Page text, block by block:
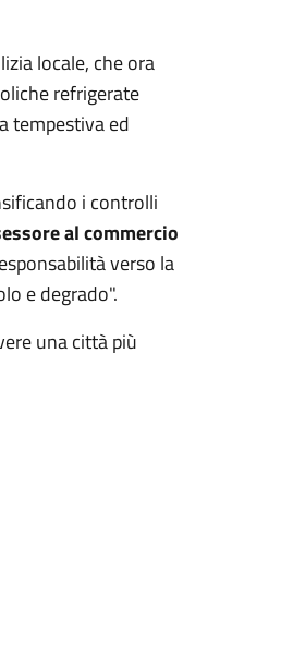
locale, che ora
refrigerate
tempestiva ed
i controlli
al commercio
verso la
e degrado".
una città più